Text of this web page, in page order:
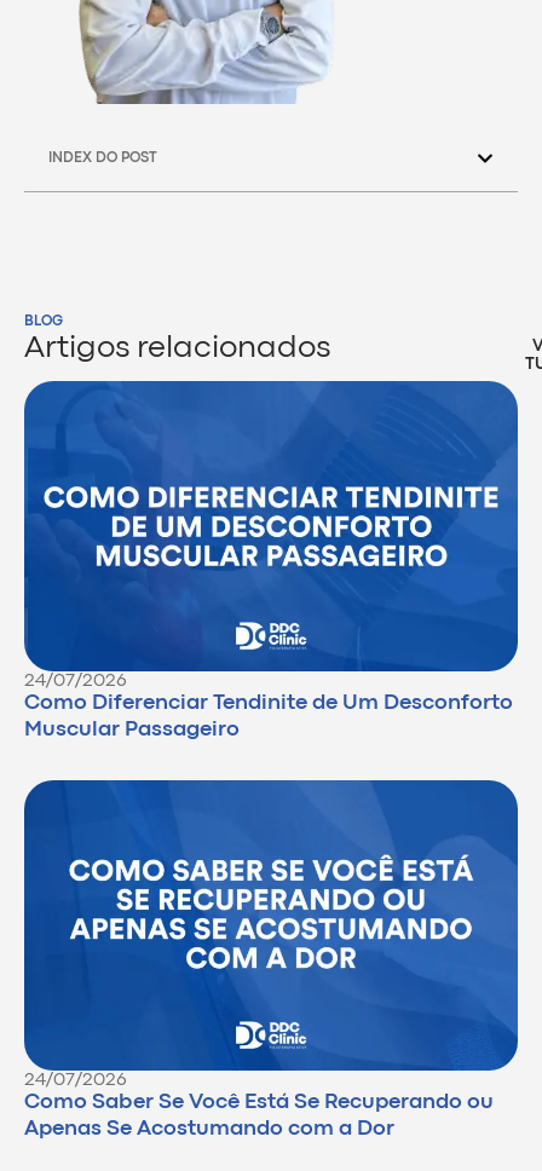
INDEX DO POST
BLOG
Artigos relacionados
24/07/2026
Como Diferenciar Tendinite de Um Desconforto
Muscular Passageiro
24/07/2026
Como Saber Se Você Está Se Recuperando ou
Apenas Se Acostumando com a Dor